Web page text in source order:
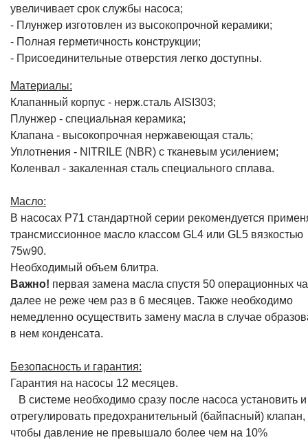
увеличивает срок службы насоса;
- Плунжер изготовлен из высокопрочной керамики;
- Полная герметичность конструкции;
- Присоединительные отверстия легко доступны.
Материалы:
Клапанный корпус - нерж.сталь AISI303;
Плунжер - специальная керамика;
Клапана - высокопрочная нержавеющая сталь;
Уплотнения - NITRILE (NBR) с тканевым усилением;
Коленвал - закаленная сталь специального сплава.
Масло:
В насосах P71 стандартной серии рекомендуется
трансмиссионное масло классом GL4 или GL5 вязкостью
75w90.
Необходимый объем 6литра.
Важно! первая замена масла спустя 50 операционных
далее не реже чем раз в 6 месяцев. Также необходимо
немедленно осуществить замену масла в случае
в нем конденсата.
Безопасность и гарантия:
Гарантия на насосы 12 месяцев.
В системе необходимо сразу после насоса установить и
отрегулировать предохранительный (байпасный) клапан,
чтобы давление не превышало более чем на 10%